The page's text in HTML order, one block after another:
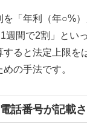
「年利（年○%）
週間で2割」とい
ると法定上限を
の手法です。
話番号が記載